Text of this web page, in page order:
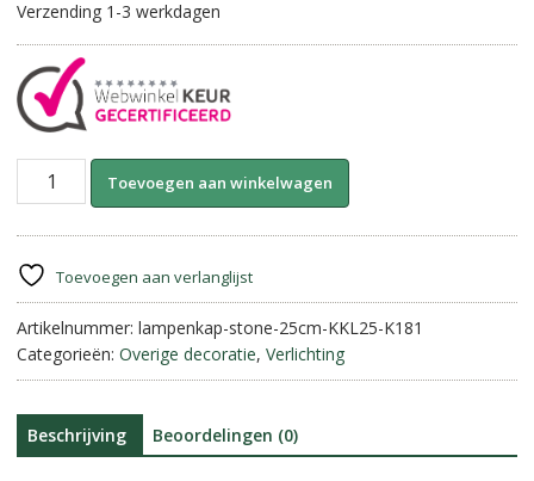
Verzending 1-3 werkdagen
Lampenkap
Rond
25
cm.
aantal
Toevoegen aan winkelwagen
n
a
i
:
Toevoegen aan verlanglijst
Artikelnummer: lampenkap-stone-25cm-KKL25-K181
Categorieën: Overige decoratie, Verlichting
Beschrijving Beoordelingen (0)